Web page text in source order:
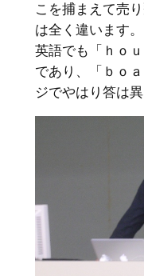
こを捕まえて売
は全く違います。
英語でも「ｈｏ
であり、「ｂｏ
ジでやはり答は異